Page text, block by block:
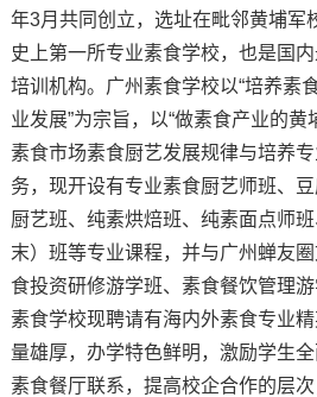
年3月共同创立，选址在毗邻黄埔军
史上第一所专业素食学校，也是国
培训机构。广州素食学校以“培养素
业发展”为宗旨，以“做素食产业的黄
素食市场素食厨艺发展规律与培养
务，现开设有专业素食厨艺师班、
厨艺班、纯素烘焙班、纯素面点师
末）班等专业课程，并与广州蝉友
食投资研修游学班、素食餐饮管理
素食学校现聘请有海内外素食专业
量雄厚，办学特色鲜明，激励学生
素食餐厅联系，提高校企合作的层